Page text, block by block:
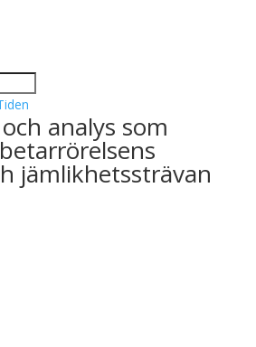
analys som
jämlikhetssträvan